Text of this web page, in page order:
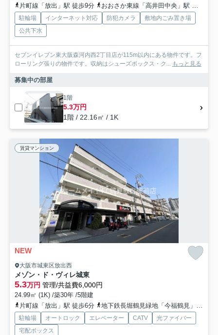
片町線「放出」駅 徒歩9分
おおさか東線「高井田中央」駅 徒歩12分
駐輪場 インターネット対応 防犯カメラ
敷地内ごみ置き場
公共下水
セブンイレブン東大阪森河内西2丁目店が115m以内にある物件です。フ
ローリング張りの物件です。収納はシューズボックス・ク...
もっと見る
募集中の部屋
1階
5.3万円
1階 / 22.16㎡ / 1K
賃貸マンション
NEW
大阪市城東区放出西
メゾン・ド・ヴィレ城東
5.3万円 管理/共益費6,000円
24.99㎡ (1K) /築30年 /5階建
片町線「放出」駅 徒歩6分
地下鉄長堀鶴見緑地「今福鶴見」駅 徒歩18分
駐輪場 オートロック エレベーター CATV
光ファイバー
宅配ボックス